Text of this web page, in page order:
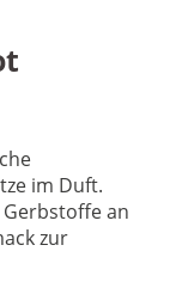
im Duft.
an
zur